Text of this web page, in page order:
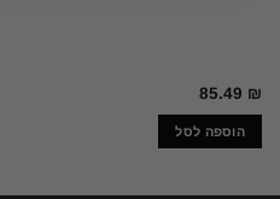
85.49 ₪
הוספה לסל